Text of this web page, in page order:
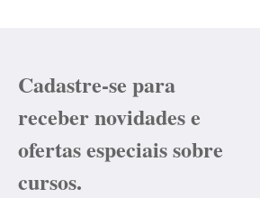
Cadastre-se para
receber novidades e
ofertas especiais sobre
cursos.